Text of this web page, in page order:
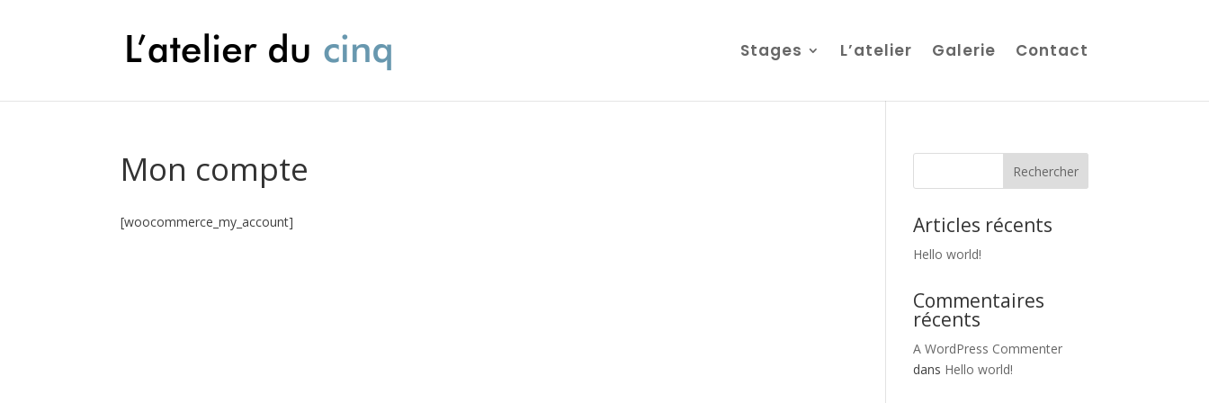
Stages L’atelier Galerie Contact
Mon compte
[woocommerce_my_account] Articles récents
Hello world!
Commentaires
récents
A WordPress Commenter
dans Hello world!